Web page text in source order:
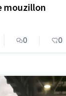
mouzillon
0 0